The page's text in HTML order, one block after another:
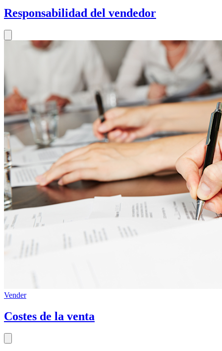
Responsabilidad del vendedor
Vender
Costes de la venta